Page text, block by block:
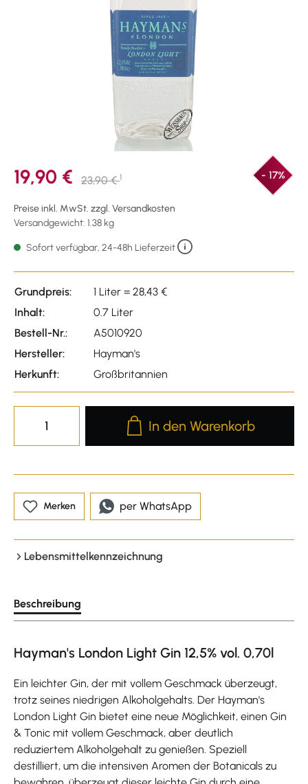
19,90 € 23,90 €1 - 17%
Preise inkl. MwSt. zzgl. Versandkosten
Versandgewicht: 1.38 kg
Sofort verfügbar, 24-48h Lieferzeit
Grundpreis:
1 Liter = 28,43 €
Inhalt:
0.7 Liter
Bestell-Nr.:
A5010920
Hersteller:
Hayman's
Herkunft:
Großbritannien
Produkt Anzahl: Gib den
In den Warenkorb
Merken per WhatsApp
Lebensmittelkennzeichnung
Beschreibung
Hayman's London Light Gin 12,5% vol. 0,70l
Ein leichter Gin, der mit vollem Geschmack überzeugt,
trotz seines niedrigen Alkoholgehalts. Der Hayman's
London Light Gin bietet eine neue Möglichkeit, einen Gin
& Tonic mit vollem Geschmack, aber deutlich
reduziertem Alkoholgehalt zu genießen. Speziell
destilliert, um die intensiven Aromen der Botanicals zu